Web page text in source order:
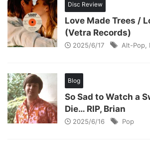
Disc Review
Love Made Trees /
(Vetra Records)
2025/6/17 Alt-Pop
Blog
So Sad to Watch a
Die… RIP, Brian
2025/6/16 Pop